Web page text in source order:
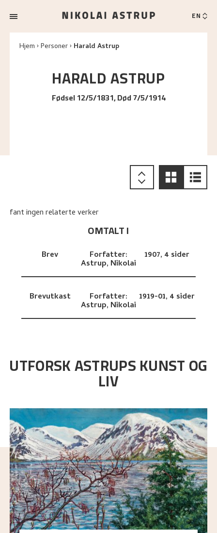
EN
Hjem Personer Harald Astrup
HARALDASTRUP
Fødsel 12/5/1831, Død 7/5/1914
fant ingen relaterte verker
OMTALT I
Brev Forfatter:
Astrup, Nikolai
1907, 4 sider
Brevutkast Forfatter:
Astrup, Nikolai
1919-01, 4 sider
UTFORSK ASTRUPS KUNST OG
LIV